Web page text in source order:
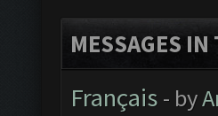
MESSAGES
Français - by